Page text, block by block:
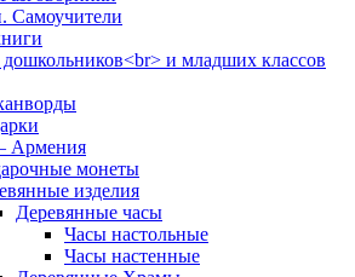
Самоучители
и младших классов
Армения
монеты
изделия
Деревянные часы
Часы настольные
Часы настенные